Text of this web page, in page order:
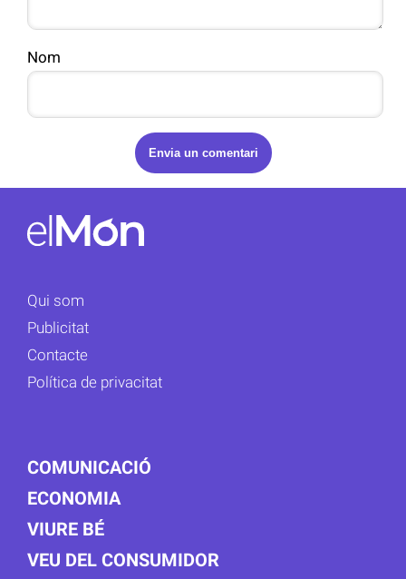
Nom
Qui som
Publicitat
Contacte
Política de privacitat
COMUNICACIÓ
ECONOMIA
VIURE BÉ
VEU DEL CONSUMIDOR